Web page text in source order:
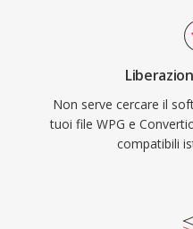
Non serve cercare il
tuoi file WPG e
compatibili